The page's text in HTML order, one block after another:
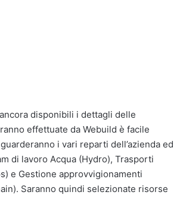
disponibili i dettagli delle
effettuate da Webuild è facile
i vari reparti dell’azienda ed
di lavoro Acqua (Hydro), Trasporti
e Gestione approvvigionamenti
Saranno quindi selezionate risorse